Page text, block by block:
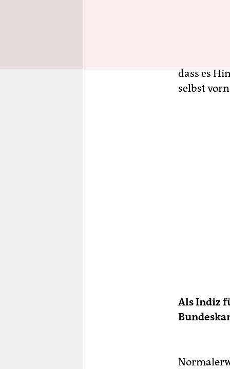
von
dass es
selbst
Als Indiz